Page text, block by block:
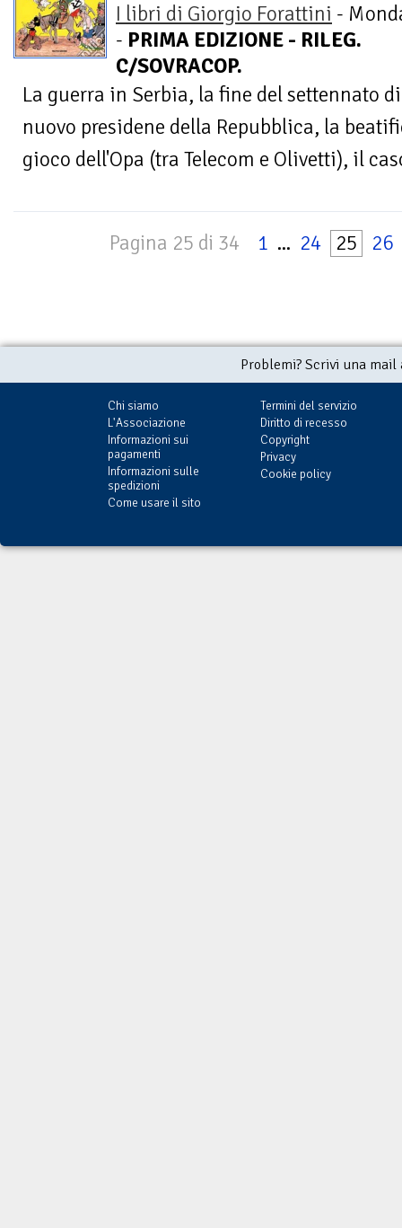
I libri di Giorgio Forattini -
- PRIMA EDIZIONE - RILEG.
C/SOVRACOP.
La guerra in Serbia, la fine del settennato
nuovo presidene della Repubblica, la
gioco dell'Opa (tra Telecom e Olivetti), il
Pagina 25 di 34 1 ... 24 25 26
Problemi? Scrivi una
Chi siamo
L'Associazione
Informazioni sui
pagamenti
Informazioni sulle
spedizioni
Come usare il sito
Termini del servizio
Diritto di recesso
Copyright
Privacy
Cookie policy